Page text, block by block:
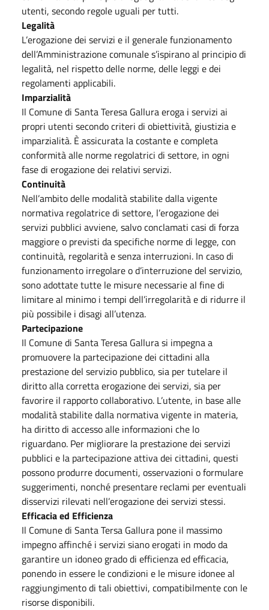
utenti, secondo regole uguali per tutti.
Legalità
L’erogazione dei servizi e il generale funzionamento
dell’Amministrazione comunale s’ispirano al principio di
legalità, nel rispetto delle norme, delle leggi e dei
regolamenti applicabili.
Imparzialità
Il Comune di Santa Teresa Gallura eroga i servizi ai
propri utenti secondo criteri di obiettività, giustizia e
imparzialità. È assicurata la costante e completa
conformità alle norme regolatrici di settore, in ogni
fase di erogazione dei relativi servizi.
Continuità
Nell’ambito delle modalità stabilite dalla vigente
normativa regolatrice di settore, l’erogazione dei
servizi pubblici avviene, salvo conclamati casi di forza
maggiore o previsti da specifiche norme di legge, con
continuità, regolarità e senza interruzioni. In caso di
funzionamento irregolare o d’interruzione del servizio,
sono adottate tutte le misure necessarie al fine di
limitare al minimo i tempi dell’irregolarità e di ridurre il
più possibile i disagi all’utenza.
Partecipazione
Il Comune di Santa Teresa Gallura si impegna a
promuovere la partecipazione dei cittadini alla
prestazione del servizio pubblico, sia per tutelare il
diritto alla corretta erogazione dei servizi, sia per
favorire il rapporto collaborativo. L’utente, in base alle
modalità stabilite dalla normativa vigente in materia,
ha diritto di accesso alle informazioni che lo
riguardano. Per migliorare la prestazione dei servizi
pubblici e la partecipazione attiva dei cittadini, questi
possono produrre documenti, osservazioni o formulare
suggerimenti, nonché presentare reclami per eventuali
disservizi rilevati nell’erogazione dei servizi stessi.
Efficacia ed Efficienza
Il Comune di Santa Tersa Gallura pone il massimo
impegno affinché i servizi siano erogati in modo da
garantire un idoneo grado di efficienza ed efficacia,
ponendo in essere le condizioni e le misure idonee al
raggiungimento di tali obiettivi, compatibilmente con le
risorse disponibili.